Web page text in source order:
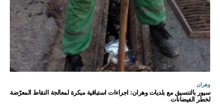
وهران
سيور بالتنسيق مع بلديات وهران: اجراءات استباقية مبكرة لمعالجة النقاط المعرّضة
لخطر الفيضانات